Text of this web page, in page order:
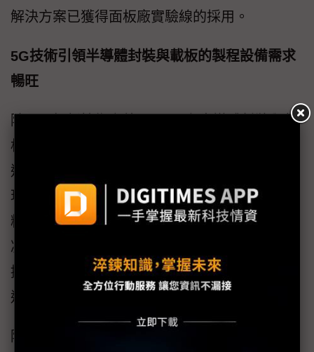
解決方案已獲得面板廠實驗線的採用。
5G技術引領半導體封裝與載板的製程設備需求
暢旺
除了面板新技術之外，Manz在半導體封裝與載
板的製程設備需求上也非常暢旺，因應不斷更
迭的製程技術、低製造成本與中美科技競爭的
現實，目前相關於5G應用的載板需求火紅，缺
料而導致供應鏈訂單大排長龍的現象，對於肯
凝聚優秀產品研發團隊，持續投入研發資源，
提供完整的解決方案的Manz集團而言，2021年
迎來一個好成績的預期是審慎樂觀的。
除了業績推升之外，主要還是幫客戶打造市場